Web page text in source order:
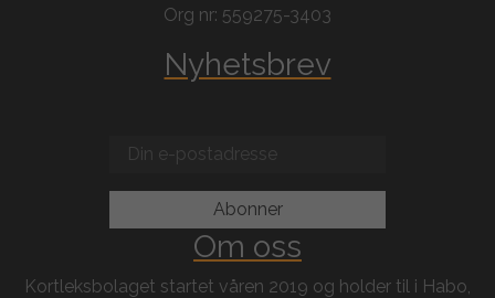
Org nr: 559275-3403
Nyhetsbrev
Om oss
Kortleksbolaget startet våren 2019 og holder til i Habo,